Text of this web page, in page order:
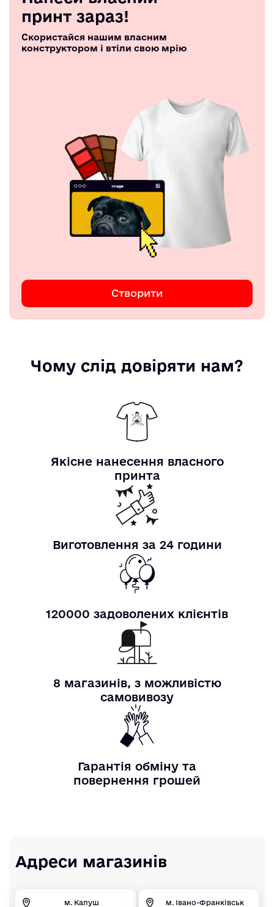
принт зараз!
Скористайся нашим власним
конструктором і втіли свою мрію
Створити
Чому слід довіряти нам?
Якісне нанесення власного
принта
Виготовлення за 24 години
120000 задоволених клієнтів
8 магазинів, з можливістю
самовивозу
Гарантія обміну та
повернення грошей
Адреси магазинів
м. Калуш м. Івано-Франківськ